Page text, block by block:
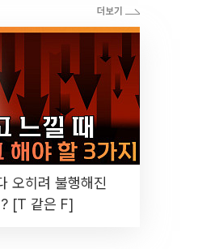
오히려 불행해진
[T 같은 F]